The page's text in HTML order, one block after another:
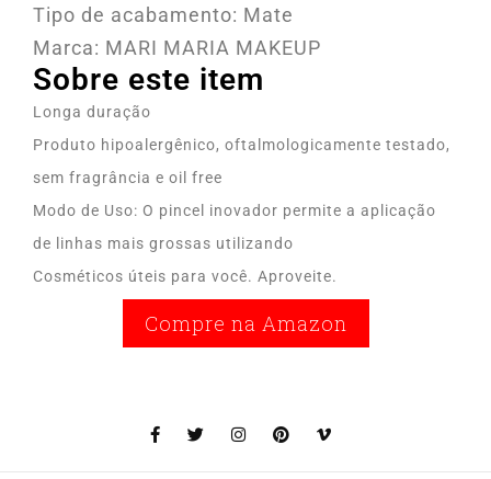
Tipo de acabamento: Mate
Marca: MARI MARIA MAKEUP
Sobre este item
Longa duração
Produto hipoalergênico, oftalmologicamente testado,
sem fragrância e oil free
Modo de Uso: O pincel inovador permite a aplicação
de linhas mais grossas utilizando
Cosméticos úteis para você. Aproveite.
Compre na Amazon